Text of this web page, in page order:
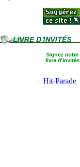
Signez notre
livre d'invités